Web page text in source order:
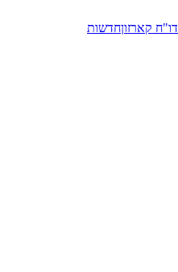
דו"ח קארזוןחדשות